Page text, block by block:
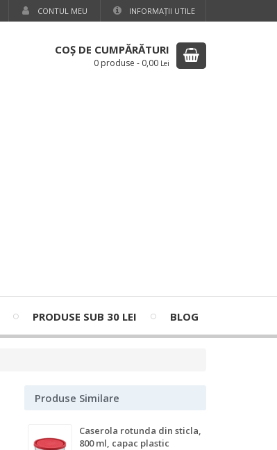
CONTUL MEU INFORMAŢII UTILE
COŞ DE CUMPĂRĂTURI
0 produse - 0,00 Lei
PRODUSE SUB 30 LEI BLOG
Produse Similare
Caserola rotunda din sticla,
800 ml, capac plastic